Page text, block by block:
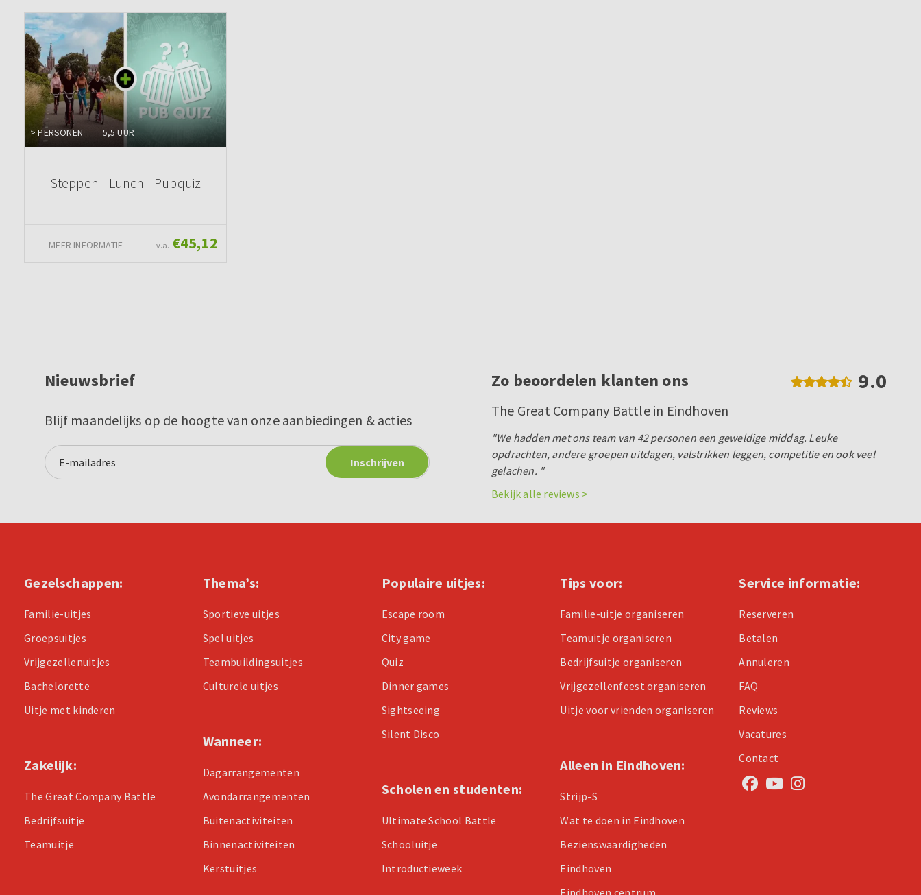
> PERSONEN 5,5 UUR
Steppen - Lunch - Pubquiz
MEER INFORMATIE v.a. €45,12
Nieuwsbrief
Blijf maandelijks op de hoogte van onze aanbiedingen & acties
Zo beoordelen klanten ons 9.0
The Great Company Battle in Eindhoven
"We hadden met ons team van 42 personen een geweldige middag. Leuke
opdrachten, andere groepen uitdagen, valstrikken leggen, competitie en ook veel
gelachen. "
Bekijk alle reviews >
Gezelschappen:
Familie-uitjes
Groepsuitjes
Vrijgezellenuitjes
Bachelorette
Uitje met kinderen
Zakelijk:
The Great Company Battle
Bedrijfsuitje
Teamuitje
Thema’s:
Sportieve uitjes
Spel uitjes
Teambuildingsuitjes
Culturele uitjes
Wanneer:
Dagarrangementen
Avondarrangementen
Buitenactiviteiten
Binnenactiviteiten
Kerstuitjes
Populaire uitjes:
Escape room
City game
Quiz
Dinner games
Sightseeing
Silent Disco
Scholen en studenten:
Ultimate School Battle
Schooluitje
Introductieweek
Tips voor:
Familie-uitje organiseren
Teamuitje organiseren
Bedrijfsuitje organiseren
Vrijgezellenfeest organiseren
Uitje voor vrienden organiseren
Alleen in Eindhoven:
Strijp-S
Wat te doen in Eindhoven
Bezienswaardigheden
Eindhoven
Eindhoven centrum
Service informatie:
Reserveren
Betalen
Annuleren
FAQ
Reviews
Vacatures
Contact